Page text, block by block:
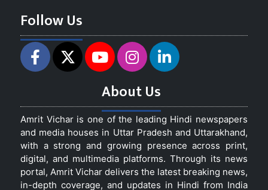
Follow Us
About Us
Amrit Vichar is one of the leading Hindi newspapers
and media houses in Uttar Pradesh and Uttarakhand,
with a strong and growing presence across print,
digital, and multimedia platforms. Through its news
portal, Amrit Vichar delivers the latest breaking news,
in-depth coverage, and updates in Hindi from India